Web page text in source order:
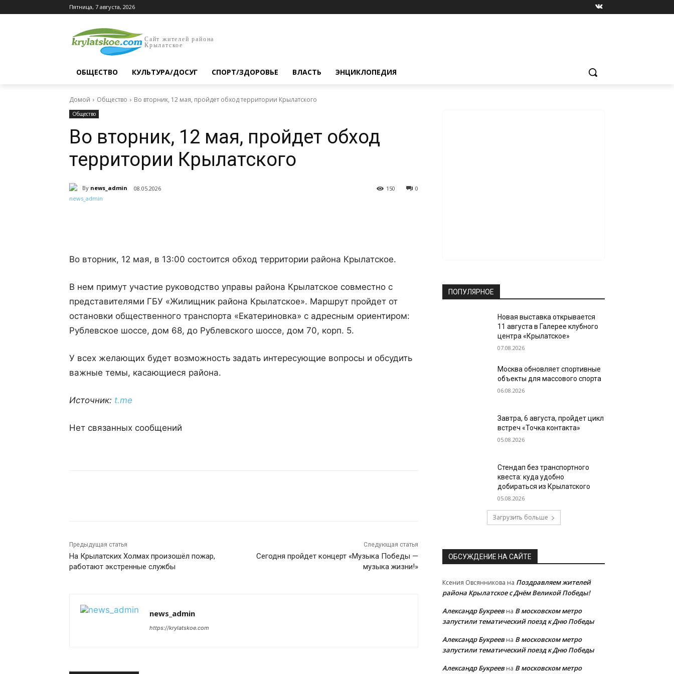
Пятница, 7 августа, 2026
Сайт жителей района
Крылатское
ОБЩЕСТВО КУЛЬТУРА/ДОСУГ СПОРТ/ЗДОРОВЬЕ ВЛАСТЬ ЭНЦИКЛОПЕДИЯ
Домой Общество Во вторник, 12 мая, пройдет обход территории Крылатского
Общество
Во вторник, 12 мая, пройдет обход
территории Крылатского
By news_admin 08.05.2026 0
150
Во вторник, 12 мая, в 13:00 состоится обход территории района Крылатское.
В нем примут участие руководство управы района Крылатское совместно с
представителями ГБУ «Жилищник района Крылатское». Маршрут пройдет от
остановки общественного транспорта «Екатериновка» с адресным ориентиром:
Рублевское шоссе, дом 68, до Рублевского шоссе, дом 70, корп. 5.
У всех желающих будет возможность задать интересующие вопросы и обсудить
важные темы, касающиеся района.
Источник: t.me
Нет связанных сообщений
Предыдущая статья
На Крылатских Холмах произошёл пожар,
работают экстренные службы
Следующая статья
Сегодня пройдет концерт «Музыка Победы —
музыка жизни!»
news_admin
https://krylatskoe.com
ПОПУЛЯРНОЕ
Новая выставка открывается
11 августа в Галерее клубного
центра «Крылатское»
07.08.2026
Москва обновляет спортивные
объекты для массового спорта
06.08.2026
Завтра, 6 августа, пройдет цикл
встреч «Точка контакта»
05.08.2026
Стендап без транспортного
квеста: куда удобно
добираться из Крылатского
05.08.2026
Загрузить больше
ОБСУЖДЕНИЕ НА САЙТЕ
Ксения Овсянникова на Поздравляем жителей
района Крылатское с Днём Великой Победы!
Александр Букреевна В московском метро
запустили тематический поезд к Дню Победы
Александр Букреевна В московском метро
запустили тематический поезд к Дню Победы
Александр Букреевна В московском метро